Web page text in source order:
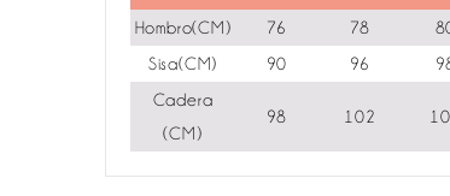
Hombro(CM) 76 78
Sisa(CM) 90 96
Cadera
(CM)
98 102